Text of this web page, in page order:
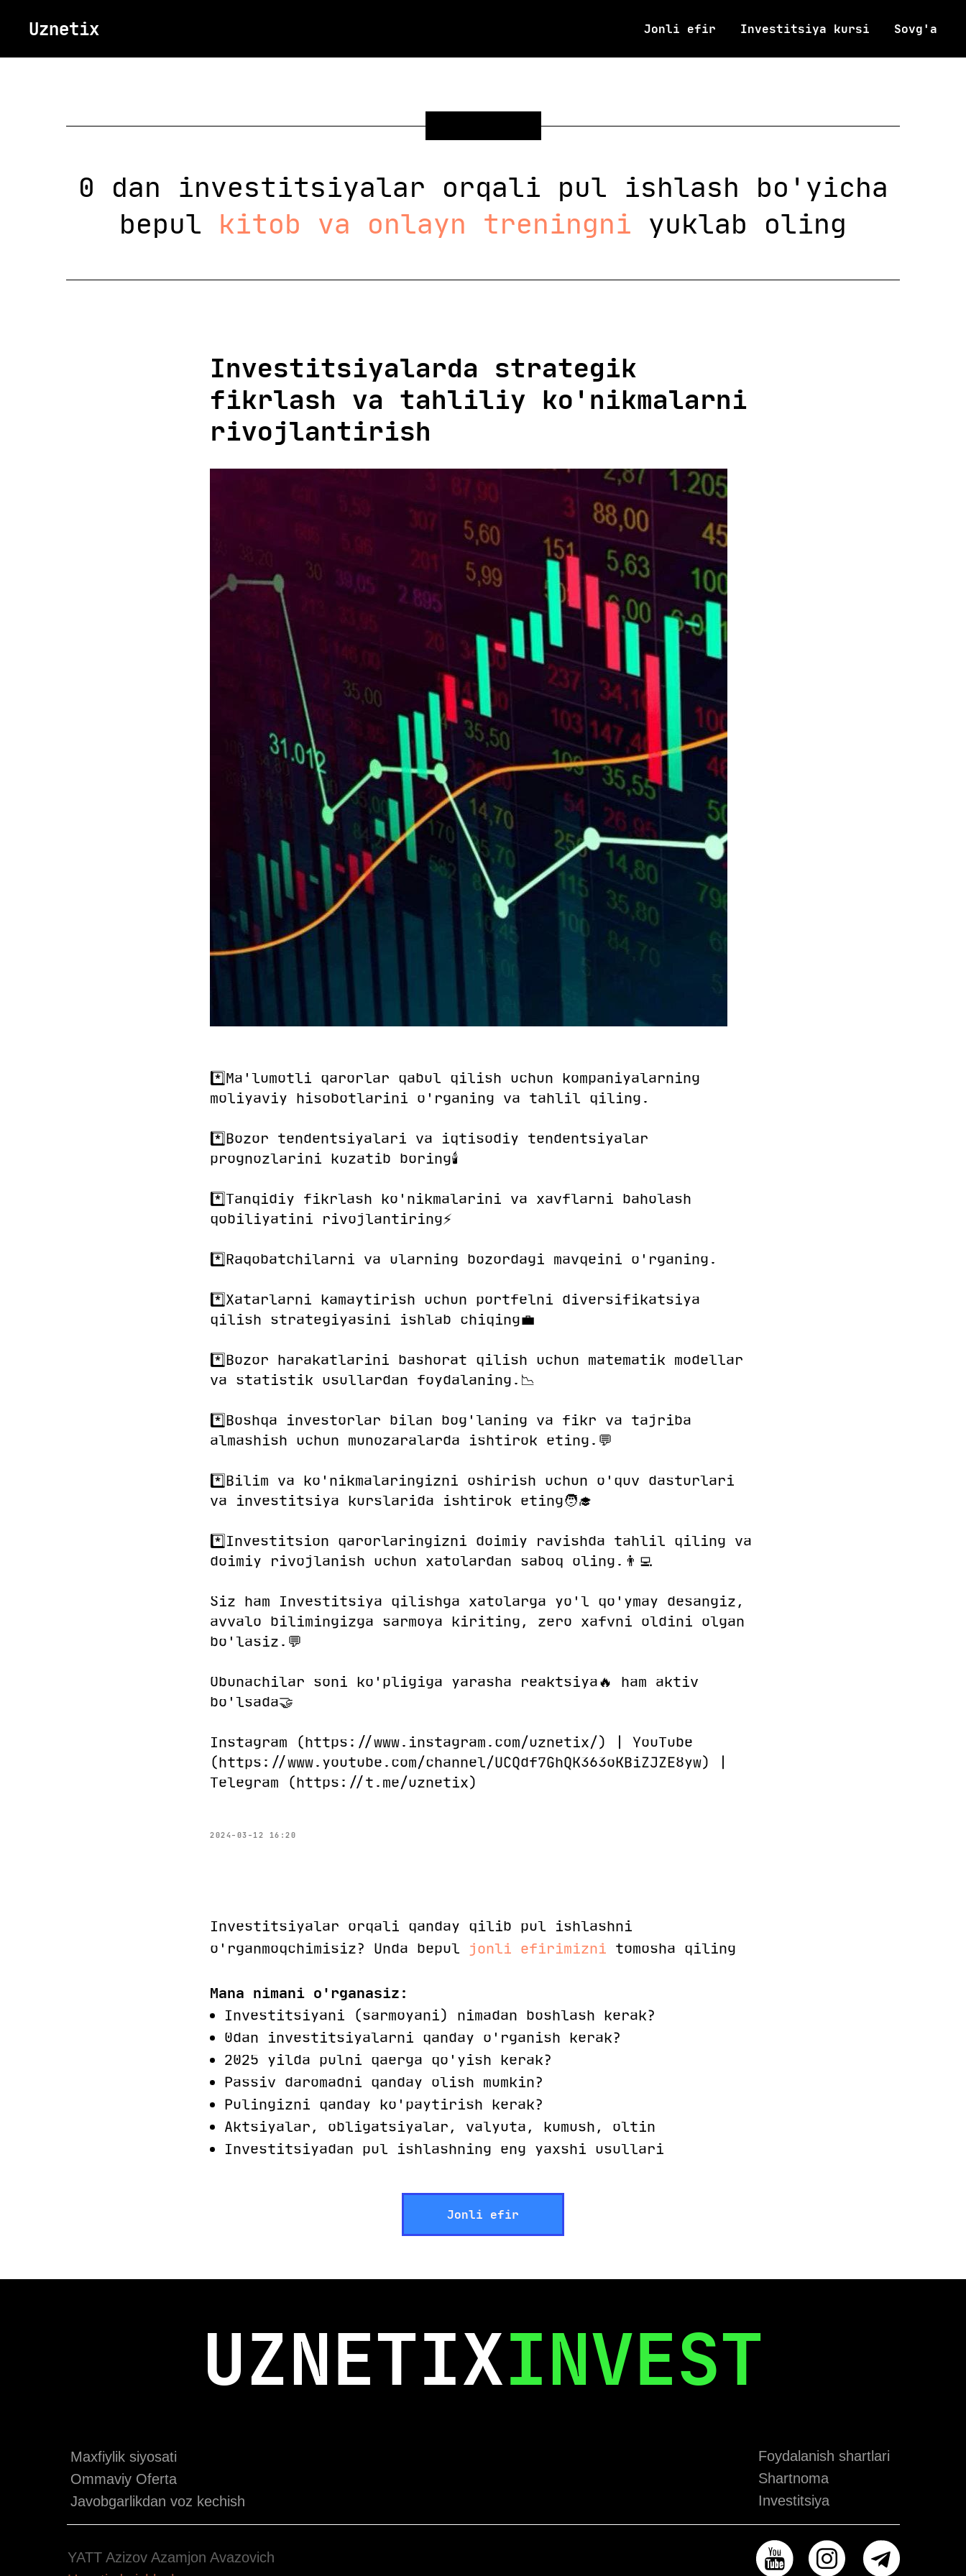
Uznetix Jonli efir Investitsiya kursi Sovg'a
0 dan investitsiyalar orqali pul ishlash bo'yicha
bepul kitob va onlayn treningni yuklab oling
Investitsiyalarda strategik
fikrlash va tahliliy ko'nikmalarni
rivojlantirish
*️⃣Ma'lumotli qarorlar qabul qilish uchun kompaniyalarning
moliyaviy hisobotlarini o'rganing va tahlil qiling.
*️⃣Bozor tendentsiyalari va iqtisodiy tendentsiyalar
prognozlarini kuzatib boring🕯
*️⃣Tanqidiy fikrlash ko'nikmalarini va xavflarni baholash
qobiliyatini rivojlantiring⚡️
*️⃣Raqobatchilarni va ularning bozordagi mavqeini o'rganing.
*️⃣Xatarlarni kamaytirish uchun portfelni diversifikatsiya
qilish strategiyasini ishlab chiqing💼
*️⃣Bozor harakatlarini bashorat qilish uchun matematik modellar
va statistik usullardan foydalaning.📉
*️⃣Boshqa investorlar bilan bog'laning va fikr va tajriba
almashish uchun munozaralarda ishtirok eting.💬
*️⃣Bilim va ko'nikmalaringizni oshirish uchun o'quv dasturlari
va investitsiya kurslarida ishtirok eting🧑‍🎓
*️⃣Investitsion qarorlaringizni doimiy ravishda tahlil qiling va
doimiy rivojlanish uchun xatolardan saboq oling.👨‍💻
Siz ham Investitsiya qilishga xatolarga yo'l qo'ymay desangiz,
avvalo bilimingizga sarmoya kiriting, zero xafvni oldini olgan
bo'lasiz.💬
Obunachilar soni ko'pligiga yarasha reaktsiya🔥 ham aktiv
bo'lsada🤝
Instagram (https://www.instagram.com/uznetix/) | YouTube
(https://www.youtube.com/channel/UCQdf7GhQK363oKBiZJZE8yw) |
Telegram (https://t.me/uznetix)
2024-03-12 16:20
Investitsiyalar orqali qanday qilib pul ishlashni
o'rganmoqchimisiz? Unda bepul jonli efirimizni tomosha qiling
Mana nimani o'rganasiz:
Investitsiyani (sarmoyani) nimadan boshlash kerak?
0dan investitsiyalarni qanday o'rganish kerak?
2025 yilda pulni qaerga qo'yish kerak?
Passiv daromadni qanday olish mumkin?
Pulingizni qanday ko'paytirish kerak?
Aktsiyalar, obligatsiyalar, valyuta, kumush, oltin
Investitsiyadan pul ishlashning eng yaxshi usullari
Jonli efir
Maxfiylik siyosati
Ommaviy Oferta
Foydalanish shartlari
Shartnoma
YATT Azizov Azamjon Avazovich
UZNETIXINVEST
Javobgarlikdan voz kechish Investitsiya